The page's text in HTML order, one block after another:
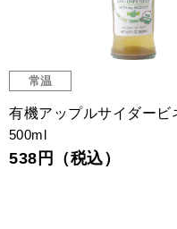
常温
バルサミコクリーム
150ml
538円（税込）